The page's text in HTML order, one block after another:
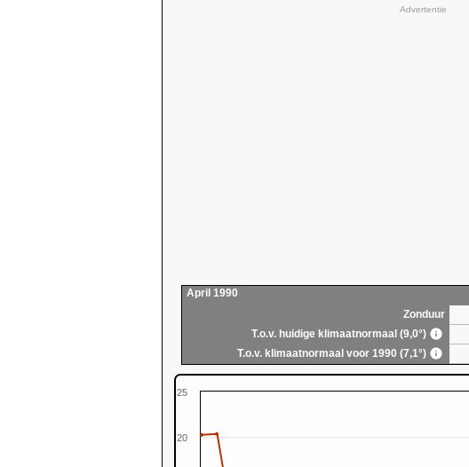
Advertentie
April 1990
Zonduur
T.o.v. huidige klimaatnormaal (9,0°)
T.o.v. klimaatnormaal voor 1990 (7,1°)
20
25